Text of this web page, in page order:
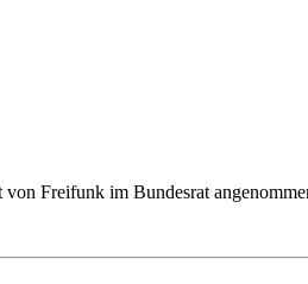
Freifunk im Bundesrat